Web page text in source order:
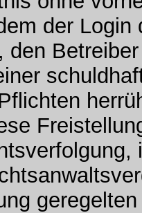
der